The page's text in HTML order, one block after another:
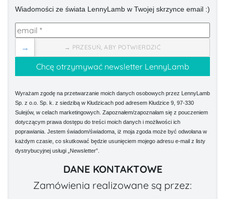
Wiadomości ze świata LennyLamb w Twojej skrzynce email :)
→ PRZESUŃ, ABY POTWIERDZIĆ
→
Wyrażam zgodę na przetwarzanie moich danych osobowych przez LennyLamb
Sp. z o.o. Sp. k. z siedzibą w Kłudzicach pod adresem Kłudzice 9, 97-330
Sulejów, w celach marketingowych. Zapoznałem/zapoznałam się z pouczeniem
dotyczącym prawa dostępu do treści moich danych i możliwości ich
poprawiania. Jestem świadom/świadoma, iż moja zgoda może być odwołana w
każdym czasie, co skutkować będzie usunięciem mojego adresu e-mail z listy
dystrybucyjnej usługi „Newsletter”.
DANE KONTAKTOWE
Zamówienia realizowane są przez: